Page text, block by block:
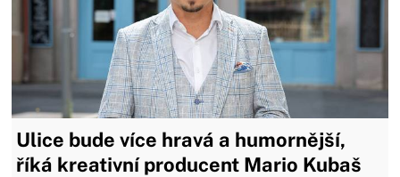
Ulice bude více hravá a humornější,
říká kreativní producent Mario Kubaš